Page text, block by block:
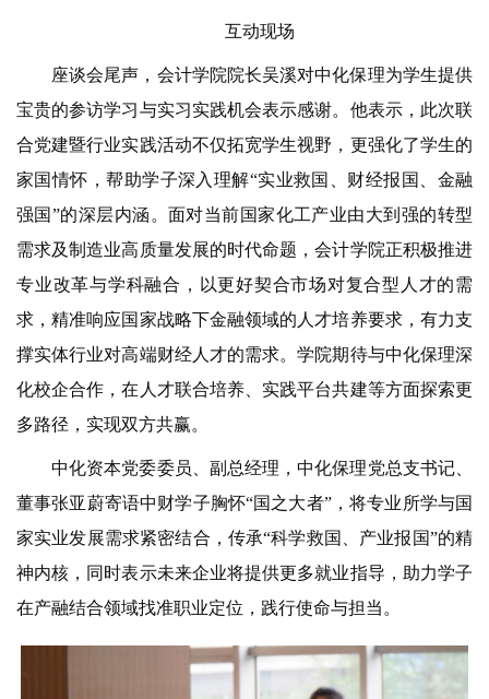
互动现场
座谈会尾声，会计学院院长吴溪对中化保理为学生提供
宝贵的参访学习与实习实践机会表示感谢。他表示，此次联
合党建暨行业实践活动不仅拓宽学生视野，更强化了学生的
家国情怀，帮助学子深入理解“实业救国、财经报国、金融
强国”的深层内涵。面对当前国家化工产业由大到强的转型
需求及制造业高质量发展的时代命题，会计学院正积极推进
专业改革与学科融合，以更好契合市场对复合型人才的需
求，精准响应国家战略下金融领域的人才培养要求，有力支
撑实体行业对高端财经人才的需求。学院期待与中化保理深
化校企合作，在人才联合培养、实践平台共建等方面探索更
多路径，实现双方共赢。
中化资本党委委员、副总经理，中化保理党总支书记、
董事张亚蔚寄语中财学子胸怀“国之大者”，将专业所学与国
家实业发展需求紧密结合，传承“科学救国、产业报国”的精
神内核，同时表示未来企业将提供更多就业指导，助力学子
在产融结合领域找准职业定位，践行使命与担当。